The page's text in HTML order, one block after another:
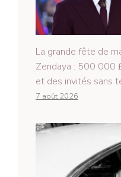
La grande fête de
Zendaya : 500 000
et des invités sans
7 août 2026